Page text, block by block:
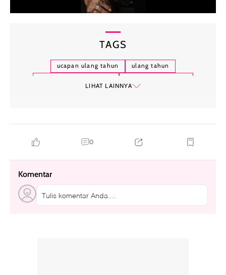
TAGS
ucapan ulang tahun
ulang tahun
LIHAT LAINNYA
0
Komentar
Tulis komentar Anda....